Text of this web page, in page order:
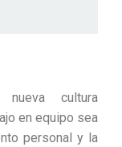
cultura
en equipo sea
personal y la